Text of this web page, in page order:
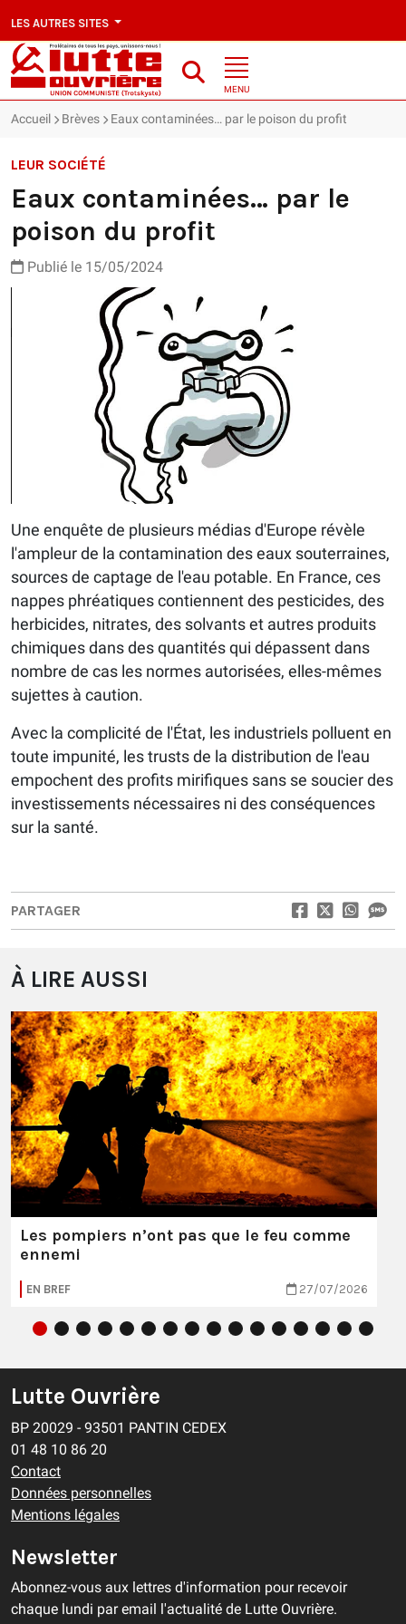
LES AUTRES SITES
MENU
Accueil Brèves Eaux contaminées… par le poison du profit
LEUR SOCIÉTÉ
Eaux contaminées… par le
poison du profit
Publié le 15/05/2024
Une enquête de plusieurs médias d'Europe révèle
l'ampleur de la contamination des eaux souterraines,
sources de captage de l'eau potable. En France, ces
nappes phréatiques contiennent des pesticides, des
herbicides, nitrates, des solvants et autres produits
chimiques dans des quantités qui dépassent dans
nombre de cas les normes autorisées, elles-mêmes
sujettes à caution.
Avec la complicité de l'État, les industriels polluent en
toute impunité, les trusts de la distribution de l'eau
empochent des profits mirifiques sans se soucier des
investissements nécessaires ni des conséquences
sur la santé.
PARTAGER
À LIRE AUSSI
Les pompiers n’ont pas que le feu comme
ennemi
EN BREF 27/07/2026
Lutte Ouvrière
BP 20029 - 93501 PANTIN CEDEX
01 48 10 86 20
Contact
Données personnelles
Mentions légales
Newsletter
Abonnez-vous aux lettres d'information pour recevoir
chaque lundi par email l'actualité de Lutte Ouvrière.